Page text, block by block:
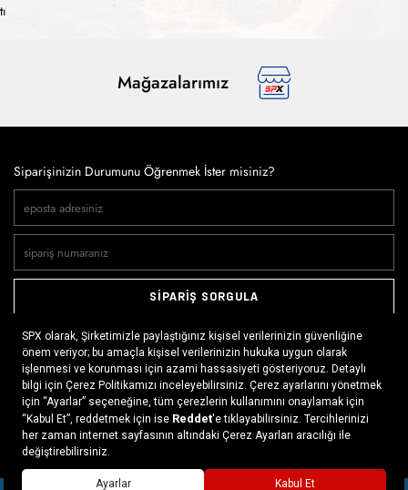
Mağazalarımız
Siparişinizin Durumunu Öğrenmek İster misiniz?
SİPARİŞ SORGULA
Doğaya ve spora tutkuyla bağlı olanların markası SPX, çeşitli
kategorilerde sunduğu spor giyim ürünleri, outdoor ayakkabılar,
ekipman ve aksesuarlar ile, her yerde ve her koşulda doğayla
buluşmayı mümkün kılıyor. Daima aktif bir yaşam tarzını
benimseyenlerin ihtiyaç duyabileceği her şey, SPX’in online
mağazasında ziyaretçilerin beğenisine sunuluyor.
x